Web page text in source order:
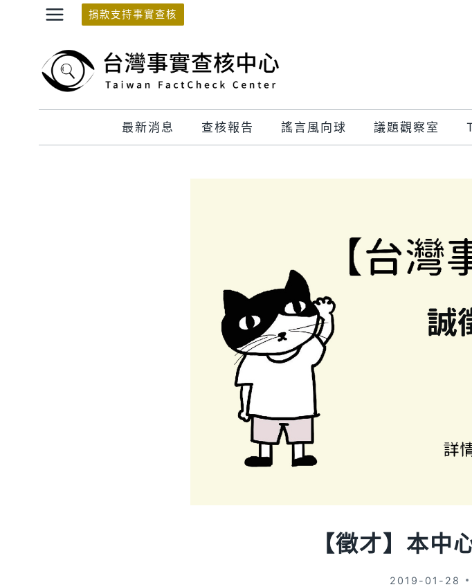
捐款支持事實查核
最新消息 查核報告 謠言風向球 議題觀察室
【徵才】本中
2019-01-28